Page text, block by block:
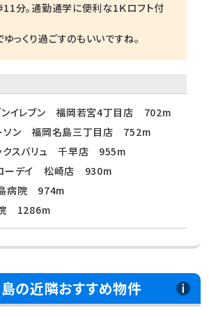
分。通勤通学に便利な1Ｋロフト付
っくり過ごすのもいいですね。
ンイレブン 福岡若宮4丁目店 702m
ソン 福岡名島三丁目店 752m
クスバリュ 千早店 955m
ーデイ 松崎店 930m
病院 974m
1286m
の近隣おすすめ物件